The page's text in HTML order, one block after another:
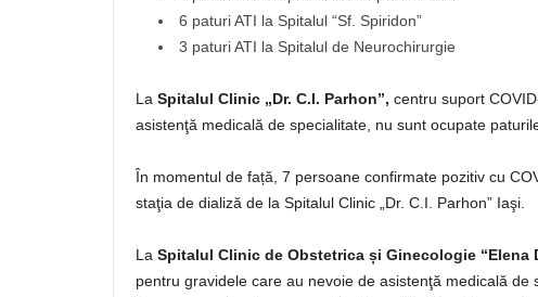
6 paturi ATI la Spitalul “Sf. Spiridon”
3 paturi ATI la Spitalul de Neurochirurgie
La Spitalul Clinic „Dr. C.I. Parhon”, centru suport
asistenţă medicală de specialitate, nu sunt ocupate paturile
În momentul de față, 7 persoane confirmate pozitiv cu
staţia de dializă de la Spitalul Clinic „Dr. C.I. Parhon” Iaşi.
La Spitalul Clinic de Obstetrica și Ginecologie “Elena
pentru gravidele care au nevoie de asistenţă medicală de